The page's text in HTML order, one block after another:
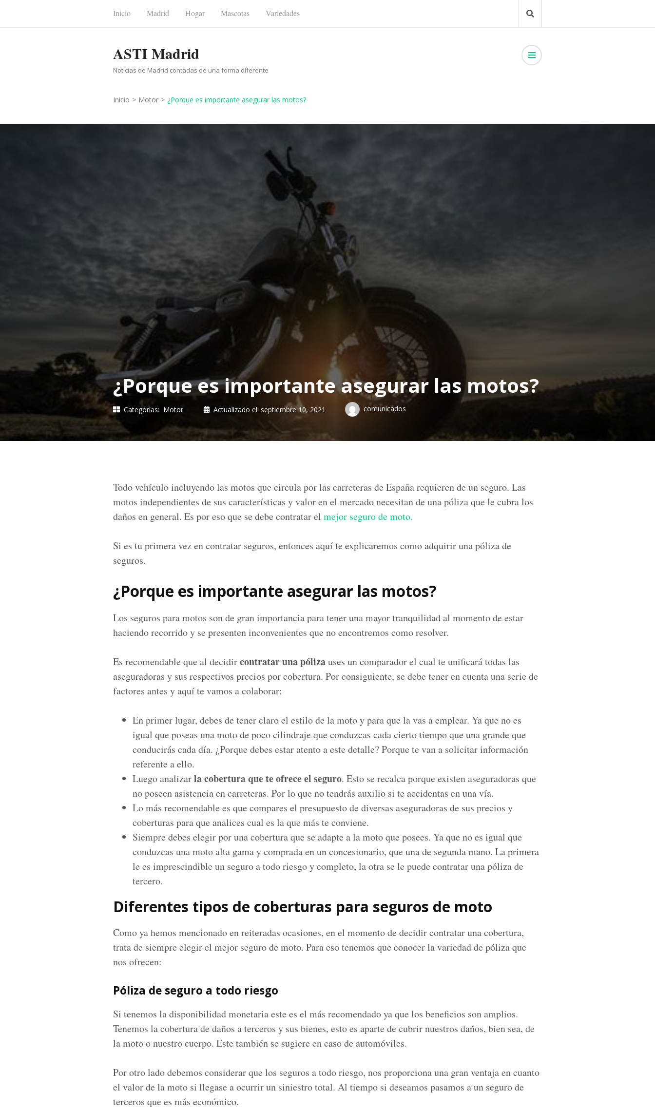
Inicio Madrid Hogar Mascotas Variedades
ASTI Madrid
Noticias de Madrid contadas de una forma diferente
Inicio > Motor > ¿Porque es importante asegurar las motos?
¿Porque es importante asegurar las motos?
Categorías: Motor Actualizado el:septiembre 10, 2021 comunicados
Todo vehículo incluyendo las motos que circula por las carreteras de España requieren de un seguro. Las
motos independientes de sus características y valor en el mercado necesitan de una póliza que le cubra los
daños en general. Es por eso que se debe contratar el mejor seguro de moto.
Si es tu primera vez en contratar seguros, entonces aquí te explicaremos como adquirir una póliza de
seguros.
¿Porque es importante asegurar las motos?
Los seguros para motos son de gran importancia para tener una mayor tranquilidad al momento de estar
haciendo recorrido y se presenten inconvenientes que no encontremos como resolver.
Es recomendable que al decidircontratar una pólizauses un comparador el cual te unificará todas las
aseguradoras y sus respectivos precios por cobertura. Por consiguiente, se debe tener en cuenta una serie de
factores antes y aquí te vamos a colaborar:
En primer lugar, debes de tener claro el estilo de la moto y para que la vas a emplear. Ya que no es
igual que poseas una moto de poco cilindraje que conduzcas cada cierto tiempo que una grande que
conducirás cada día. ¿Porque debes estar atento a este detalle? Porque te van a solicitar información
referente a ello.
Luego analizarla cobertura que te ofrece el seguro. Esto se recalca porque existen aseguradoras que
no poseen asistencia en carreteras. Por lo que no tendrás auxilio si te accidentas en una vía.
Lo más recomendable es que compares el presupuesto de diversas aseguradoras de sus precios y
coberturas para que analices cual es la que más te conviene.
Siempre debes elegir por una cobertura que se adapte a la moto que posees. Ya que no es igual que
conduzcas una moto alta gama y comprada en un concesionario, que una de segunda mano. La primera
le es imprescindible un seguro a todo riesgo y completo, la otra se le puede contratar una póliza de
tercero.
Diferentes tipos de coberturas para seguros de moto
Como ya hemos mencionado en reiteradas ocasiones, en el momento de decidir contratar una cobertura,
trata de siempre elegir el mejor seguro de moto. Para eso tenemos que conocer la variedad de póliza que
nos ofrecen:
Póliza de seguro a todo riesgo
Si tenemos la disponibilidad monetaria este es el más recomendado ya que los beneficios son amplios.
Tenemos la cobertura de daños a terceros y sus bienes, esto es aparte de cubrir nuestros daños, bien sea, de
la moto o nuestro cuerpo. Este también se sugiere en caso de automóviles.
Por otro lado debemos considerar que los seguros a todo riesgo, nos proporciona una gran ventaja en cuanto
el valor de la moto si llegase a ocurrir un siniestro total. Al tiempo si deseamos pasamos a un seguro de
terceros que es más económico.